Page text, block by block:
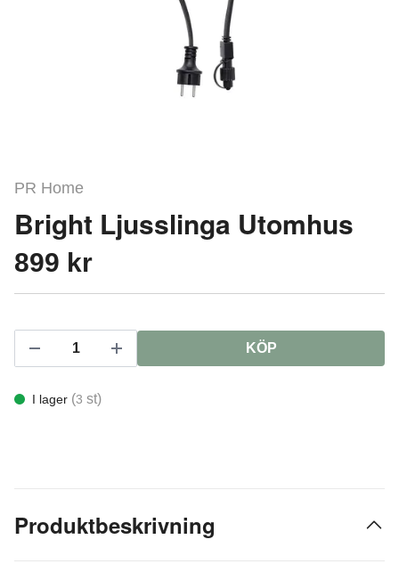
PR Home
Bright Ljusslinga Utomhus
899 kr
KÖP
I lager (3 st)
Produktbeskrivning